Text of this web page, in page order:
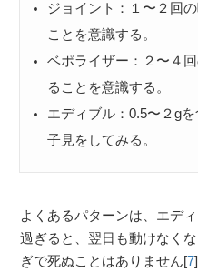
ジョイント：１〜２回
ことを意識する。
ベポライザー：２〜４
ることを意識する。
エディブル：0.5〜２g
子見をしてみる。
よくあるパターンは、エデ
過ぎると、翌日も動けなく
ぎで死ぬことはありません[7